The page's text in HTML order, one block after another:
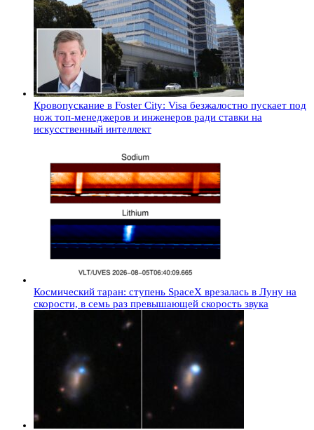
Кровопускание в Foster City: Visa безжалостно пускает под
нож топ-менеджеров и инженеров ради ставки на
искусственный интеллект
Космический таран: ступень SpaceX врезалась в Луну на
скорости, в семь раз превышающей скорость звука